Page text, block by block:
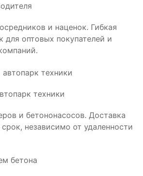
и наценок. Гибкая
для оптовых покупателей и
техники
и бетононасосов. Доставка
независимо от удаленности